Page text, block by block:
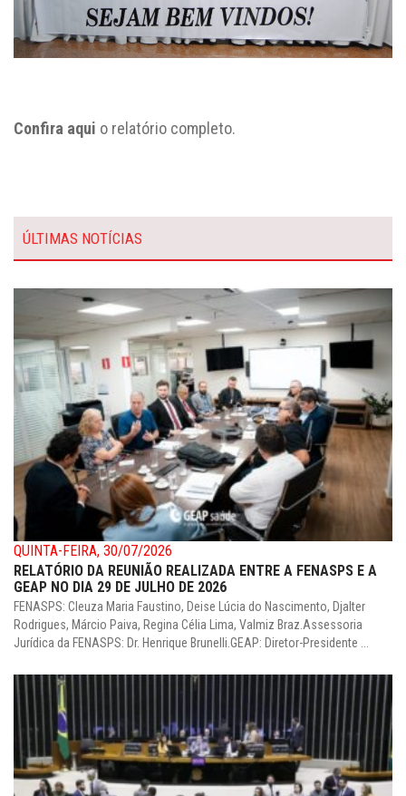
Confira aqui o relatório completo.
ÚLTIMAS NOTÍCIAS
QUINTA-FEIRA, 30/07/2026
RELATÓRIO DA REUNIÃO REALIZADA ENTRE A FENASPS E A
GEAP NO DIA 29 DE JULHO DE 2026
FENASPS: Cleuza Maria Faustino, Deise Lúcia do Nascimento, Djalter
Rodrigues, Márcio Paiva, Regina Célia Lima, Valmiz Braz.Assessoria
Jurídica da FENASPS: Dr. Henrique Brunelli.GEAP: Diretor-Presidente ...